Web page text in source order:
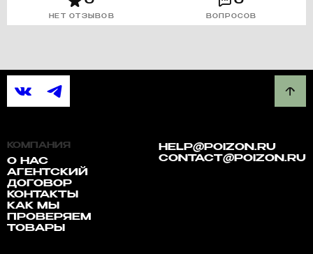
НЕТ ОТЗЫВОВ ВОПРОСОВ
КОМПАНИЯ
О НАС
АГЕНТСКИЙ
ДОГОВОР
КОНТАКТЫ
КАК МЫ
ПРОВЕРЯЕМ
ТОВАРЫ
HELP@POIZON.RU
CONTACT@POIZON.RU